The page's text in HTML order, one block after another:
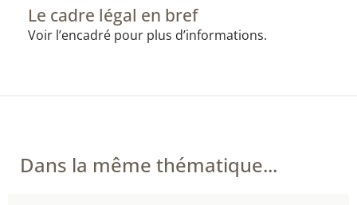
Le cadre légal en bref
Voir l’encadré pour plus d’informations.
Dans la même thématique...